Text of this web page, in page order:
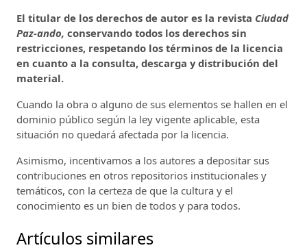
El titular de los derechos de autor es la revista Ciudad
Paz-ando, conservando todos los derechos sin
restricciones, respetando los términos de la licencia
en cuanto a la consulta, descarga y distribución del
material.
Cuando la obra o alguno de sus elementos se hallen en el
dominio público según la ley vigente aplicable, esta
situación no quedará afectada por la licencia.
Asimismo, incentivamos a los autores a depositar sus
contribuciones en otros repositorios institucionales y
temáticos, con la certeza de que la cultura y el
conocimiento es un bien de todos y para todos.
Artículos similares